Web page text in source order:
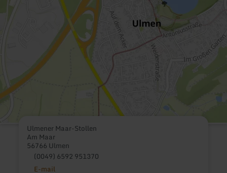
Ulmener Maar-Stollen
Am Maar
56766 Ulmen
(0049) 6592 951370
E-mail